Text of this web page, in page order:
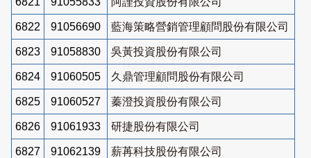
6822 91056690 藍海策略營銷管理顧問股份有限公司
6823 91058830 吳黃投資股份有限公司
6824 91060505 久鼎管理顧問股份有限公司
6825 91060527 蓁澄投資股份有限公司
6826 91061933 研捷股份有限公司
6827 91062139 薪苒科技股份有限公司